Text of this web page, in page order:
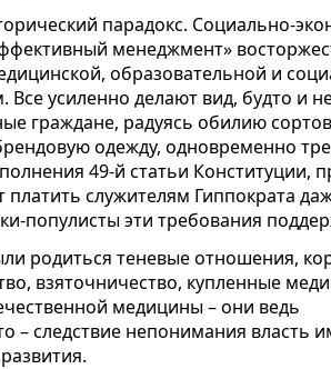
парадокс. Социально-
менеджмент»
образовательной и
усиленно делают вид, будто и
граждане, радуясь обилию
одежду, одновременно
49-й статьи Конституции,
платить служителям Гиппократа
популисты эти требования
родиться теневые отношения,
взяточничество, купленные
медицины – они ведь
– следствие непонимания власть